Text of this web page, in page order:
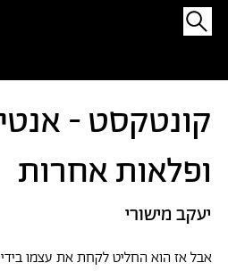
אבל אז הוא החליט לקחת את עצמו
קונטקסט - אנטי
ופלאות אחרות
יעקב מישורי